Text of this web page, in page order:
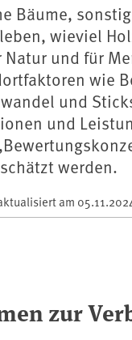
Bäume,
wieviel
Natur und für
wie
und
und
werden.
am
zur